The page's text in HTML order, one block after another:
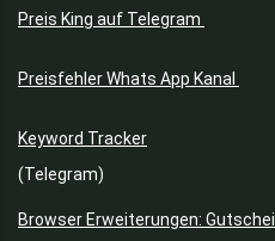
Preis King auf Telegram
Preisfehler Whats App Kanal
Keyword Tracker
(Telegram)
Browser Erweiterungen: